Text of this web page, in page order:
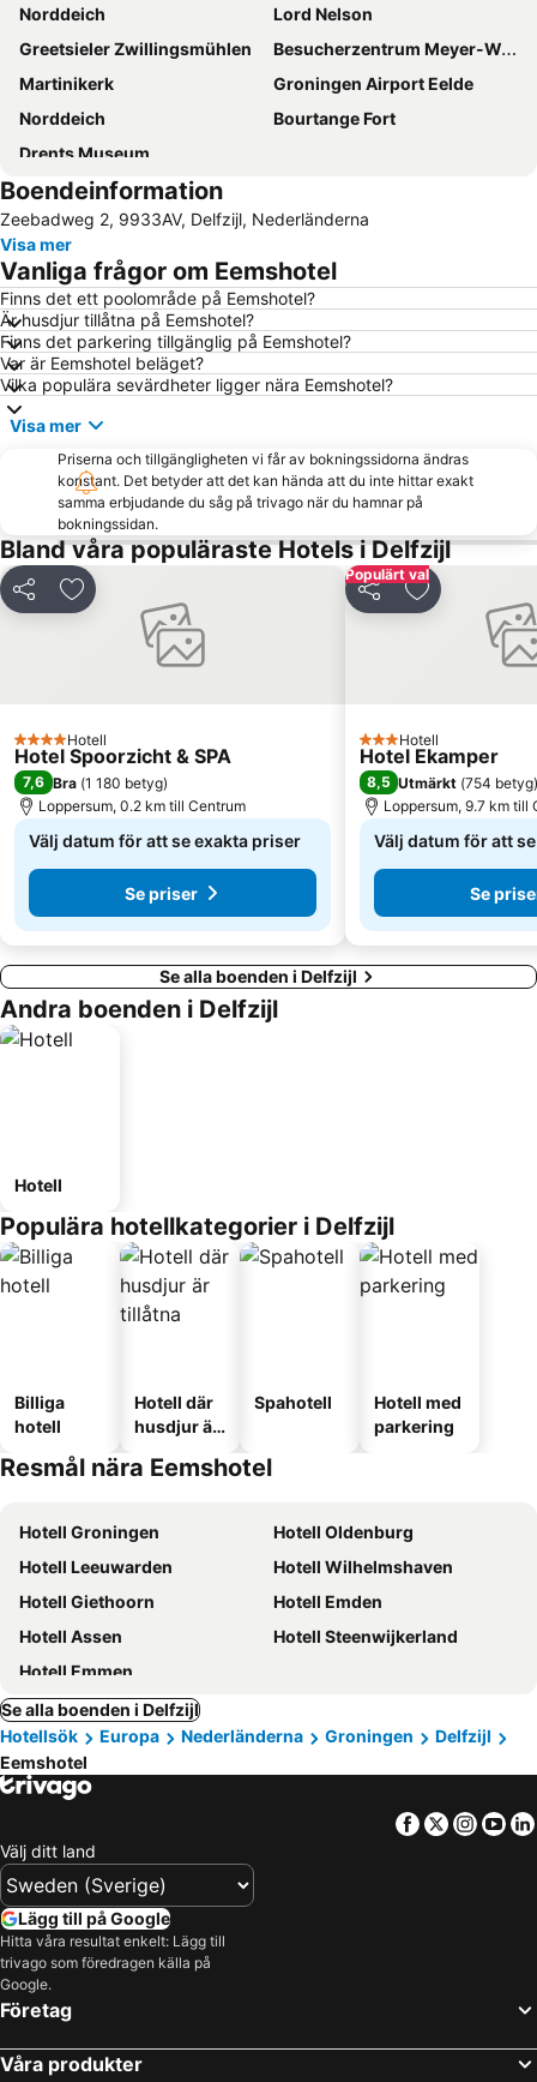
Norddeich
Lord Nelson
Greetsieler Zwillingsmühlen
Besucherzentrum Meyer-Werft
Martinikerk
Groningen Airport Eelde
Norddeich
Bourtange Fort
Drents Museum
Boendeinformation
Zeebadweg 2, 9933AV, Delfzijl, Nederländerna
Visa mer
Vanliga frågor om Eemshotel
Finns det ett poolområde på Eemshotel?
Är husdjur tillåtna på Eemshotel?
Finns det parkering tillgänglig på Eemshotel?
Var är Eemshotel beläget?
Vilka populära sevärdheter ligger nära Eemshotel?
Visa mer
Priserna och tillgängligheten vi får av bokningssidorna ändras
konstant. Det betyder att det kan hända att du inte hittar exakt
samma erbjudande du såg på trivago när du hamnar på
bokningssidan.
Bland våra populäraste Hotels i Delfzijl
Dela Lägg till i Mina Favoriter
4 Stjärnor
Hotell
Hotel Spoorzicht & SPA
7,6 Bra (1 180 betyg)
Loppersum, 0.2 km till Centrum
Välj datum för att se exakta priser
Se priser
Populärt val
Dela Lägg till i
3 Stjärnor
Hotell
Hotel Ekamper
8,5 Utmärkt (754 betyg)
Loppersum, 9.7 km till
Välj datum för att
Se
Se alla boenden i Delfzijl
Andra boenden i Delfzijl
Hotell
Populära hotellkategorier i Delfzijl
Billiga
hotell
Hotell där
husdjur är
Spahotell
Hotell med
parkering
Resmål nära Eemshotel
Hotell Groningen
Hotell Oldenburg
Hotell Leeuwarden
Hotell Wilhelmshaven
Hotell Giethoorn
Hotell Emden
Hotell Assen
Hotell Steenwijkerland
Hotell Emmen
Se alla boenden i Delfzijl
Hotellsök
Europa Nederländerna Groningen
Delfzijl
Eemshotel
Facebook
Twitter
Välj ditt land
Lägg till på Google
Hitta våra resultat enkelt: Lägg till
trivago som föredragen källa på
Google.
Företag
Våra produkter